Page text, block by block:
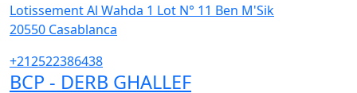
Lotissement Al Wahda 1 Lot N° 11 Ben M'Sik
20550 Casablanca
+212522386438
BCP - DERB GHALLEF